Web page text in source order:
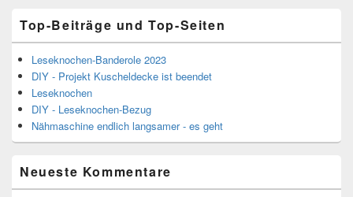
Top-Beiträge und Top-Seiten
Leseknochen-Banderole 2023
DIY - Projekt Kuscheldecke ist beendet
Leseknochen
DIY - Leseknochen-Bezug
Nähmaschine endlich langsamer - es geht
Neueste Kommentare